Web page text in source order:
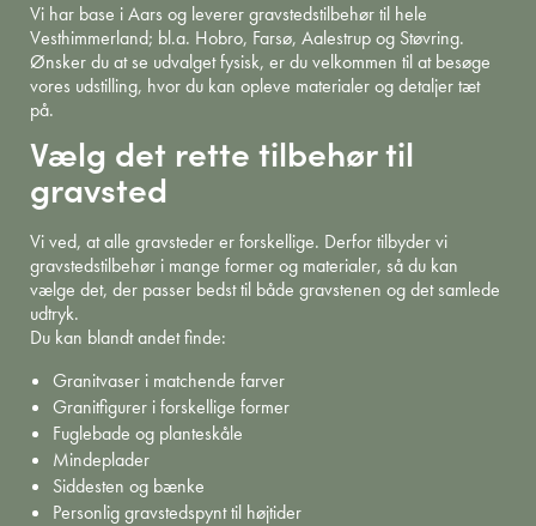
Vi har base i Aars og leverer gravstedstilbehør til hele
Vesthimmerland; bl.a. Hobro, Farsø, Aalestrup og Støvring.
Ønsker du at se udvalget fysisk, er du velkommen til at besøge
vores udstilling, hvor du kan opleve materialer og detaljer tæt
på.
Vælg det rette tilbehør til
gravsted
Vi ved, at alle gravsteder er forskellige. Derfor tilbyder vi
gravstedstilbehør i mange former og materialer, så du kan
vælge det, der passer bedst til både gravstenen og det samlede
udtryk.
Du kan blandt andet finde:
Granitvaser i matchende farver
Granitfigurer i forskellige former
Fuglebade og planteskåle
Mindeplader
Siddesten og bænke
Personlig gravstedspynt til højtider